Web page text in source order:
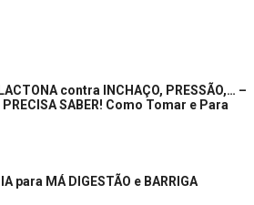
contra INCHAÇO, PRESSÃO,… –
SABER! Como Tomar e Para
para MÁ DIGESTÃO e BARRIGA